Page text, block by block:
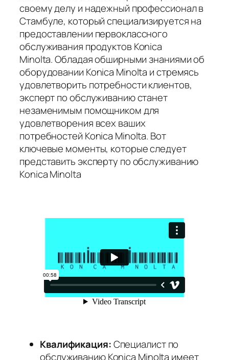
своему делу и надежный профессионал в
Стамбуле, который специализируется на
предоставлении первоклассного
обслуживания продуктов Konica
Minolta. Обладая обширными знаниями об
оборудовании Konica Minolta и стремясь
удовлетворить потребности клиентов,
эксперт по обслуживанию станет
незаменимым помощником для
удовлетворения всех ваших
потребностей Konica Minolta. Вот
ключевые моменты, которые следует
представить эксперту по обслуживанию
Konica Minolta
Квалификация:Специалист по
обслуживанию Konica Minolta имеет